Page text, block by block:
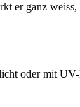
ganz
oder mit